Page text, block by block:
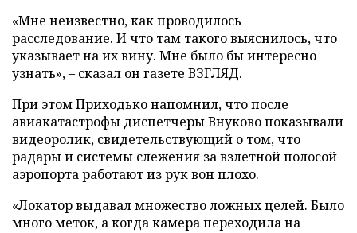
«Мне неизвестно, как проводилось
расследование. И что там такого выяснилось, что
указывает на их вину. Мне было бы интересно
узнать», – сказал он газете ВЗГЛЯД.
При этом Приходько напомнил, что после
авиакатастрофы диспетчеры Внуково показывали
видеоролик, свидетельствующий о том, что
радары и системы слежения за взлетной полосой
аэропорта работают из рук вон плохо.
«Локатор выдавал множество ложных целей. Было
много меток, а когда камера переходила на